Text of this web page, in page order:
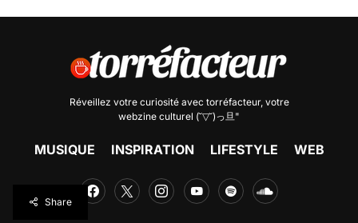
Réveillez votre curiosité avec torréfacteur, votre
webzine culturel (˘▽˘)っ旦"
MUSIQUE INSPIRATION LIFESTYLE WEB
Share